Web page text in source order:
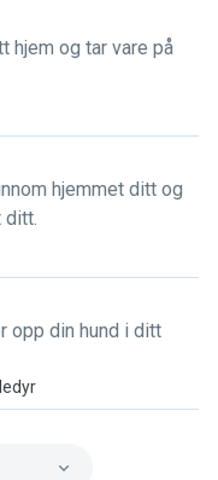
hjem og tar vare på
hjemmet ditt og
ditt.
opp din hund i ditt